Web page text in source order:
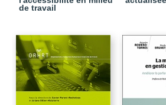
de travail